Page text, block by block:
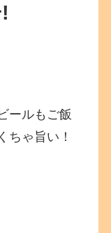
ールもご飯
ちゃ旨い！